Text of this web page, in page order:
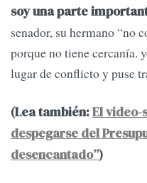
soy una parte
senador, su hermano “no
porque no tiene cercanía.
lugar de conflicto y puse
(Lea también:El video-
despegarse del
desencantado”)